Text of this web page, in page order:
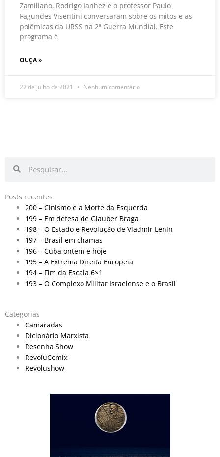
Zamiliano, Rodrigo Ianhez e o professor Paulo
Fagundes Visentini conversaram sobre os mitos e as
polêmicas da URSS na 2ª Guerra Mundial. Este
programa é
OUÇA »
22 de julho de 2021 Nenhum comentário
Posts recentes
200 – Cinismo e a Morte da Esquerda
199 – Em defesa de Glauber Braga
198 – O Estado e Revolução de Vladmir Lenin
197 – Brasil em chamas
196 – Cuba ontem e hoje
195 – A Extrema Direita Europeia
194 – Fim da Escala 6×1
193 – O Complexo Militar Israelense e o Brasil
Categorias
Camaradas
Dicionário Marxista
Resenha Show
RevoluComix
Revolushow